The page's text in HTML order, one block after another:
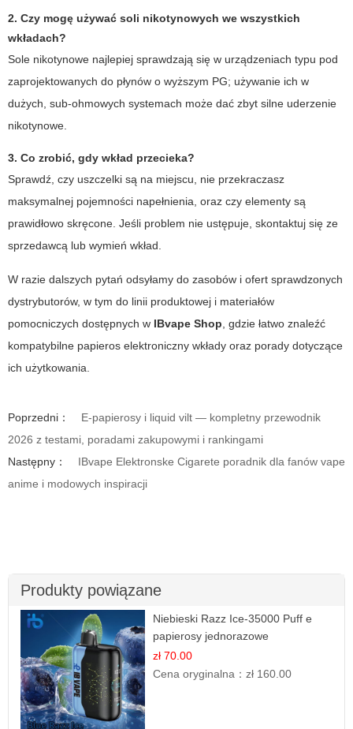
2. Czy mogę używać soli nikotynowych we wszystkich
wkładach?
Sole nikotynowe najlepiej sprawdzają się w urządzeniach typu pod
zaprojektowanych do płynów o wyższym PG; używanie ich w
dużych, sub-ohmowych systemach może dać zbyt silne uderzenie
nikotynowe.
3. Co zrobić, gdy wkład przecieka?
Sprawdź, czy uszczelki są na miejscu, nie przekraczasz
maksymalnej pojemności napełnienia, oraz czy elementy są
prawidłowo skręcone. Jeśli problem nie ustępuje, skontaktuj się ze
sprzedawcą lub wymień wkład.
W razie dalszych pytań odsyłamy do zasobów i ofert sprawdzonych
dystrybutorów, w tym do linii produktowej i materiałów
pomocniczych dostępnych w IBvape Shop , gdzie łatwo znaleźć
kompatybilne papieros elektroniczny wkłady oraz porady dotyczące
ich użytkowania.
Poprzedni：
E-papierosy i liquid vilt — kompletny przewodnik
2026 z testami, poradami zakupowymi i rankingami
Następny：
IBvape Elektronske Cigarete poradnik dla fanów vape
anime i modowych inspiracji
Produkty powiązane
Niebieski Razz Ice-35000 Puff e
papierosy jednorazowe
zł 70.00
Cena oryginalna：zł 160.00